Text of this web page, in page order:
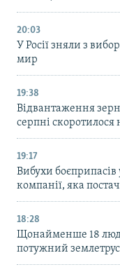
20:03
У Росії зняли з
мир
19:38
Відвантаження
серпні скоротилося
19:17
Вибухи боєприпасів
компанії, яка
18:28
Щонайменше 18
потужний землетрус